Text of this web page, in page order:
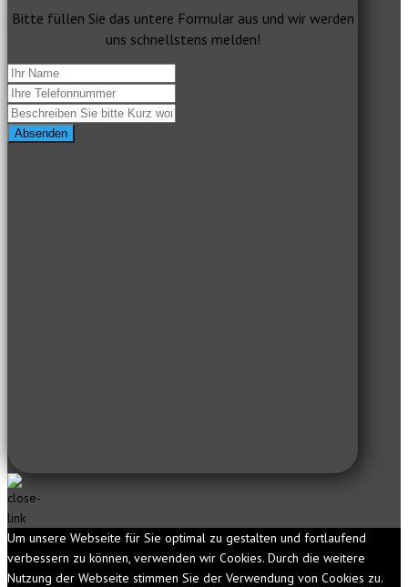
Bitte füllen Sie das untere Formular aus und wir werden
uns schnellstens melden!
Absenden
Um unsere Webseite für Sie optimal zu gestalten und fortlaufend
verbessern zu können, verwenden wir Cookies. Durch die weitere
Nutzung der Webseite stimmen Sie der Verwendung von Cookies zu.